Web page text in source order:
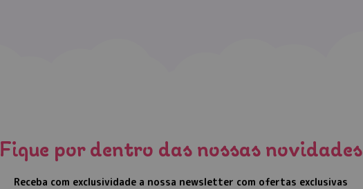
Fique por dentro das nossas novidades
Receba com exclusividade a nossa newsletter com ofertas exclusivas